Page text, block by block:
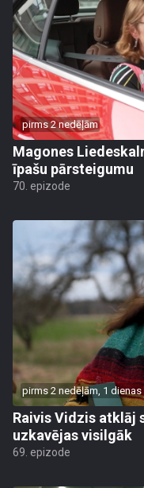
pirms 2 nedēļām
Magones
īpašu pārsteigumu
70. epizode
pirms 2 nedēļām, 1 dienas
Raivis Vidzis atklāj
uzkavējas visilgāk
69. epizode